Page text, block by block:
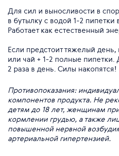
Для сил и выносливости в
в бутылку с водой 1-2 пипетки
Работает как естественный
Если предстоит тяжелый день,
или чай + 1-2 полные пипетки.
2 раза в день. Силы накопятся!
Противопоказания:
компонентов продукта. Не
детям до 18 лет, женщинам
кормлении грудью, а также
повышенной нервной
артериальной гипертензией.